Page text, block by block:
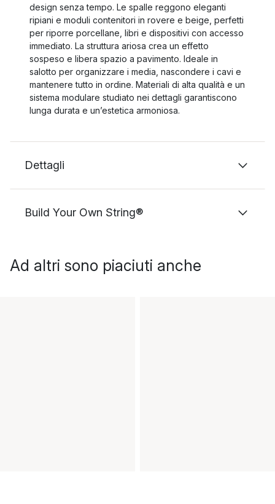
design senza tempo. Le spalle reggono eleganti
ripiani e moduli contenitori in rovere e beige, perfetti
per riporre porcellane, libri e dispositivi con accesso
immediato. La struttura ariosa crea un effetto
sospeso e libera spazio a pavimento. Ideale in
salotto per organizzare i media, nascondere i cavi e
mantenere tutto in ordine. Materiali di alta qualità e un
sistema modulare studiato nei dettagli garantiscono
lunga durata e un’estetica armoniosa.
Dettagli
Build Your Own String®
Ad altri sono piaciuti anche